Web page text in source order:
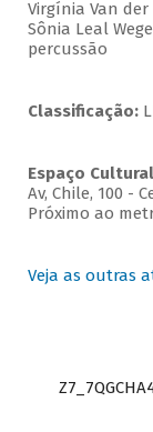
Virgínia Van
Sônia Leal
percussão
Classificação:
Espaço Cultural
Av, Chile, 100 -
Próximo ao
Veja as outras